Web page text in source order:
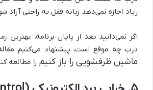
زیاد اجازه نمی‌دهد زبانه قفل به راحتی آزاد
اگر نمی‌دانید بعد از پایان برنامه، بهترین
درب چه موقع است، پیشنهاد می‌کنیم
ماشین ظرفشویی را باز کنیم را مطالعه